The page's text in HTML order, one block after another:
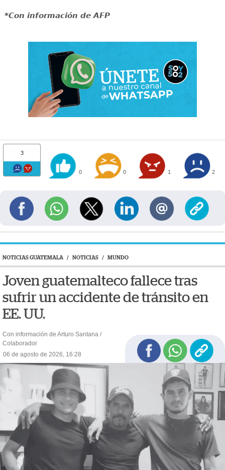
*Con información de AFP
3
0 0 1 2
NOTICIAS GUATEMALA / NOTICIAS / MUNDO
Joven guatemalteco fallece tras
sufrir un accidente de tránsito en
EE. UU.
Con información de Arturo Santana /
Colaborador
06 de agosto de 2026, 16:28